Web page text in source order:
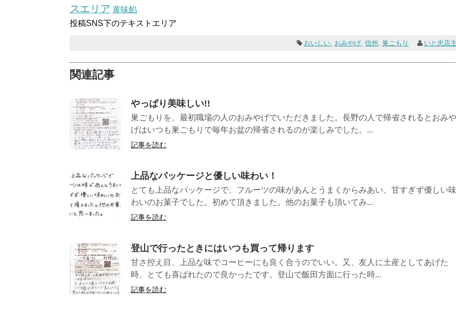
スエリア 黄味餡
投稿SNS下のテキストエリア
おいしい, おみやげ,信州 ,巣ごもり いと忠店
関連記事
やっぱり美味しい!!
巣ごもりを、最初職場の人のおみやげでいただきました。長野の人で帰省されるとおみや
げはいつも巣ごもりで毎年お盆の帰省されるのが楽しみでした。...
記事を読む
上品なパッケージと優しい味わい！
とても上品なパッケージで、フルーツの味があんとうまくからみあい、甘すぎず優しい味
わいのお菓子でした。初めて頂きました。他のお菓子も頂いてみ...
記事を読む
登山で行ったときにはいつも買って帰ります
甘さ控え目、上品な味でコーヒーにも良く合うのでいい。又、友人に土産としてあげた
時、とても喜ばれたので良かったです。登山で飯田方面に行った時...
記事を読む